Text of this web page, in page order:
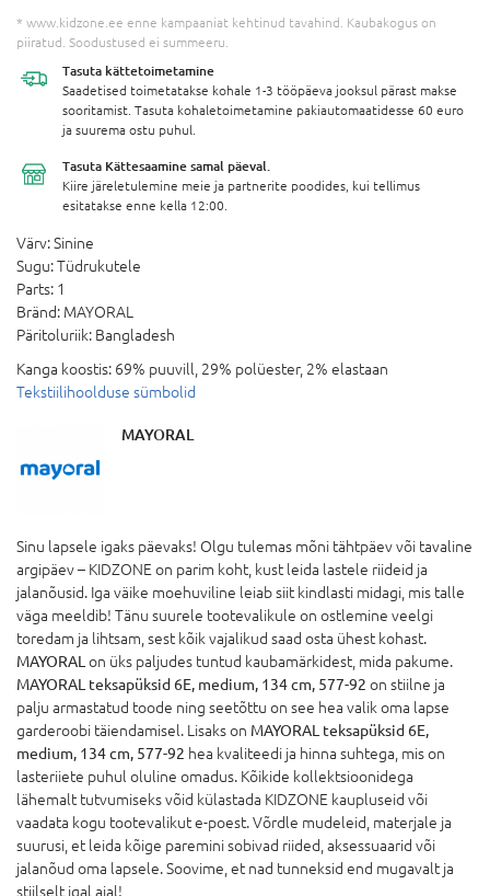
* www.kidzone.ee enne kampaaniat kehtinud tavahind. Kaubakogus on
piiratud. Soodustused ei summeeru.
Tasuta kättetoimetamine
Saadetised toimetatakse kohale 1-3 tööpäeva jooksul pärast makse
sooritamist. Tasuta kohaletoimetamine pakiautomaatidesse 60 euro
ja suurema ostu puhul.
Tasuta Kättesaamine samal päeval.
Kiire järeletulemine meie ja partnerite poodides, kui tellimus
esitatakse enne kella 12:00.
Värv:Sinine
Sugu:Tüdrukutele
Parts: 1
Bränd: MAYORAL
Päritoluriik: Bangladesh
Kanga koostis: 69% puuvill, 29% polüester, 2% elastaan
Tekstiilihoolduse sümbolid
MAYORAL
Sinu lapsele igaks päevaks! Olgu tulemas mõni tähtpäev või tavaline
argipäev – KIDZONE on parim koht, kust leida lastele riideid ja
jalanõusid. Iga väike moehuviline leiab siit kindlasti midagi, mis talle
väga meeldib! Tänu suurele tootevalikule on ostlemine veelgi
toredam ja lihtsam, sest kõik vajalikud saad osta ühest kohast.
MAYORAL on üks paljudes tuntud kaubamärkidest, mida pakume.
MAYORAL teksapüksid 6E, medium, 134 cm, 577-92 on stiilne ja
palju armastatud toode ning seetõttu on see hea valik oma lapse
garderoobi täiendamisel. Lisaks on MAYORAL teksapüksid 6E,
medium, 134 cm, 577-92 hea kvaliteedi ja hinna suhtega, mis on
lasteriiete puhul oluline omadus. Kõikide kollektsioonidega
lähemalt tutvumiseks võid külastada KIDZONE kaupluseid või
vaadata kogu tootevalikut e-poest. Võrdle mudeleid, materjale ja
suurusi, et leida kõige paremini sobivad riided, aksessuaarid või
jalanõud oma lapsele. Soovime, et nad tunneksid end mugavalt ja
stiilselt igal ajal!